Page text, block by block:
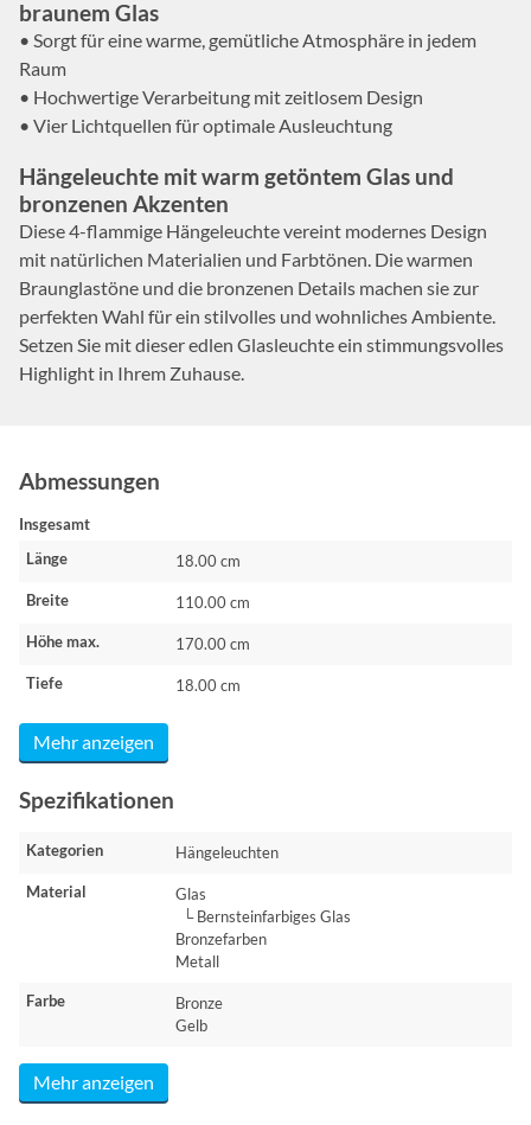
braunem Glas
• Sorgt für eine warme, gemütliche Atmosphäre in jedem
Raum
• Hochwertige Verarbeitung mit zeitlosem Design
• Vier Lichtquellen für optimale Ausleuchtung
Hängeleuchte mit warm getöntem Glas und
bronzenen Akzenten
Diese 4-flammige Hängeleuchte vereint modernes Design
mit natürlichen Materialien und Farbtönen. Die warmen
Braunglastöne und die bronzenen Details machen sie zur
perfekten Wahl für ein stilvolles und wohnliches Ambiente.
Setzen Sie mit dieser edlen Glasleuchte ein stimmungsvolles
Highlight in Ihrem Zuhause.
Abmessungen
Insgesamt
Länge
18.00 cm
Breite 110.00 cm
Höhe max. 170.00 cm
Tiefe 18.00 cm
Mehr anzeigen
Spezifikationen
Kategorien Hängeleuchten
Material
Glas
└ Bernsteinfarbiges Glas
Bronzefarben
Metall
Farbe
Bronze
Gelb
Mehr anzeigen